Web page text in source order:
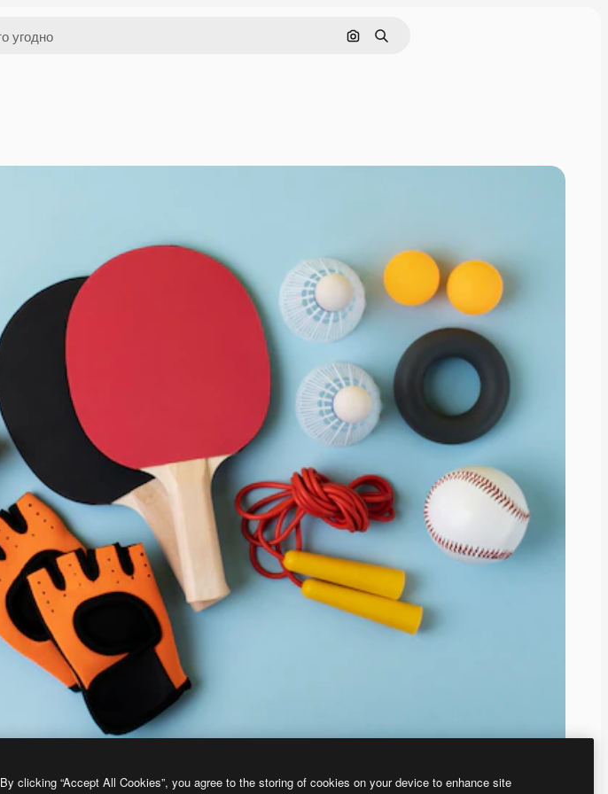
Поиск по изображению
Поиск
By clicking “Accept All Cookies”, you agree to the storing of cookies on your device to enhance site